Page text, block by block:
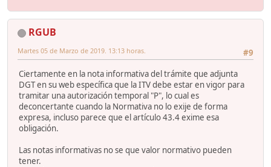
RGUB
#9
Martes 05 de Marzo de 2019. 13:13 horas.
Ciertamente en la nota informativa del trámite que adjunta
DGT en su web específica que la ITV debe estar en vigor para
tramitar una autorización temporal "P", lo cual es
deconcertante cuando la Normativa no lo exije de forma
expresa, incluso parece que el artículo 43.4 exime esa
obligación.
Las notas informativas no se que valor normativo pueden
tener.